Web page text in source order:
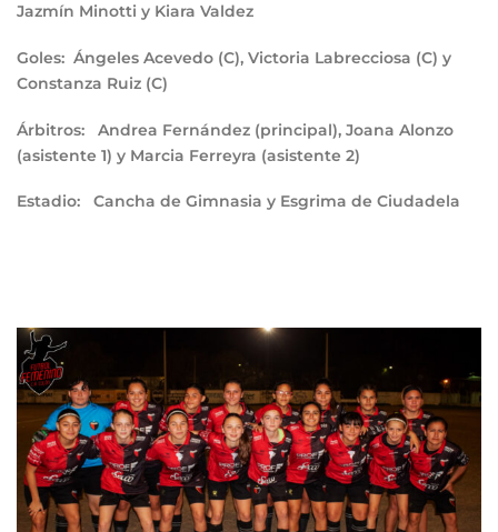
Jazmín Minotti y Kiara Valdez
Goles: Ángeles Acevedo (C), Victoria Labrecciosa (C) y
Constanza Ruiz (C)
Árbitros: Andrea Fernández (principal), Joana Alonzo
(asistente 1) y Marcia Ferreyra (asistente 2)
Estadio: Cancha de Gimnasia y Esgrima de Ciudadela